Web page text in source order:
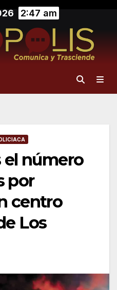
2:47 am
el número
por
centro
Los